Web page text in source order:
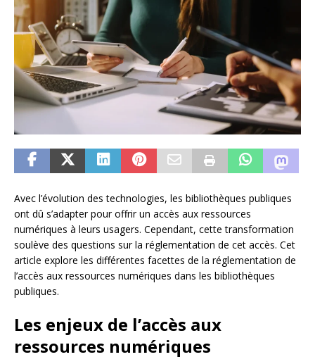
Avec l’évolution des technologies, les bibliothèques publiques
ont dû s’adapter pour offrir un accès aux ressources
numériques à leurs usagers. Cependant, cette transformation
soulève des questions sur la réglementation de cet accès. Cet
article explore les différentes facettes de la réglementation de
l’accès aux ressources numériques dans les bibliothèques
publiques.
Les enjeux de l’accès aux
ressources numériques